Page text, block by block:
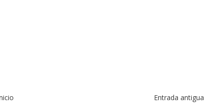
Entrada antigua